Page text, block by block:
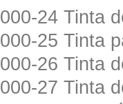
000-24 Tinta
000-25 Tinta
000-26 Tinta
000-27 Tinta